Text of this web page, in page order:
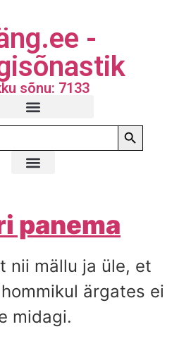
-
sõnu: 7133
Search
panema
nii mällu ja üle, et
ärgates ei
midagi.